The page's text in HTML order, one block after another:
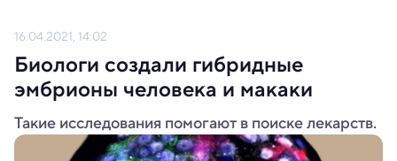
16.04.2021, 14:02
Биологи создали гибридные
эмбрионы человека и макаки
Такие исследования помогают в поиске лекарств.